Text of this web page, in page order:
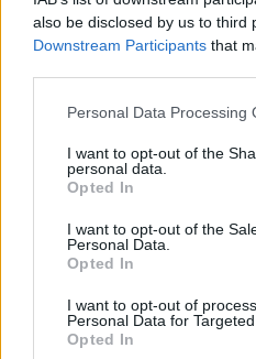
also be disclosed by us to third
Downstream Participants that
Personal Data Processing
I want to opt-out of the
personal data.
Opted In
I want to opt-out of the
Personal Data.
Opted In
I want to opt-out of
Personal Data for Targeted
Opted In
Volg